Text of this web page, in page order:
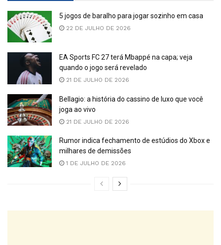
5 jogos de baralho para jogar sozinho em casa
22 DE JULHO DE 2026
EA Sports FC 27 terá Mbappé na capa; veja
quando o jogo será revelado
21 DE JULHO DE 2026
Bellagio: a história do cassino de luxo que você
joga ao vivo
21 DE JULHO DE 2026
Rumor indica fechamento de estúdios do Xbox e
milhares de demissões
1 DE JULHO DE 2026